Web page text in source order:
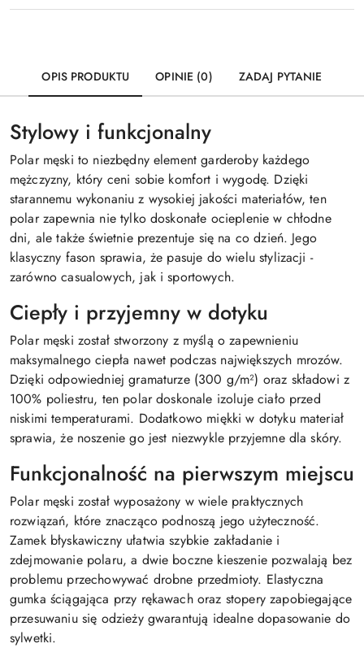
OPIS PRODUKTU OPINIE (0) ZADAJ PYTANIE
Stylowy i funkcjonalny
Polar męski to niezbędny element garderoby każdego
mężczyzny, który ceni sobie komfort i wygodę. Dzięki
starannemu wykonaniu z wysokiej jakości materiałów, ten
polar zapewnia nie tylko doskonałe ocieplenie w chłodne
dni, ale także świetnie prezentuje się na co dzień. Jego
klasyczny fason sprawia, że pasuje do wielu stylizacji -
zarówno casualowych, jak i sportowych.
Ciepły i przyjemny w dotyku
Polar męski został stworzony z myślą o zapewnieniu
maksymalnego ciepła nawet podczas największych mrozów.
Dzięki odpowiedniej gramaturze (300 g/m²) oraz składowi z
100% poliestru, ten polar doskonale izoluje ciało przed
niskimi temperaturami. Dodatkowo miękki w dotyku materiał
sprawia, że noszenie go jest niezwykle przyjemne dla skóry.
Funkcjonalność na pierwszym miejscu
Polar męski został wyposażony w wiele praktycznych
rozwiązań, które znacząco podnoszą jego użyteczność.
Zamek błyskawiczny ułatwia szybkie zakładanie i
zdejmowanie polaru, a dwie boczne kieszenie pozwalają bez
problemu przechowywać drobne przedmioty. Elastyczna
gumka ściągająca przy rękawach oraz stopery zapobiegające
przesuwaniu się odzieży gwarantują idealne dopasowanie do
sylwetki.